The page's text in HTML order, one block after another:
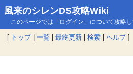
風来のシレンDS攻略Wiki
このページでは「ログイン」について攻略し
[ トップ| 一覧 | 最終更新 | 検索 | ヘルプ]